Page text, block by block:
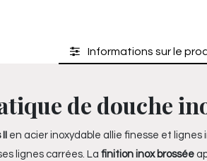
Informations sur le
de douche
en acier inoxydable allie finesse et lignes
lignes carrées. La finition inox brossée